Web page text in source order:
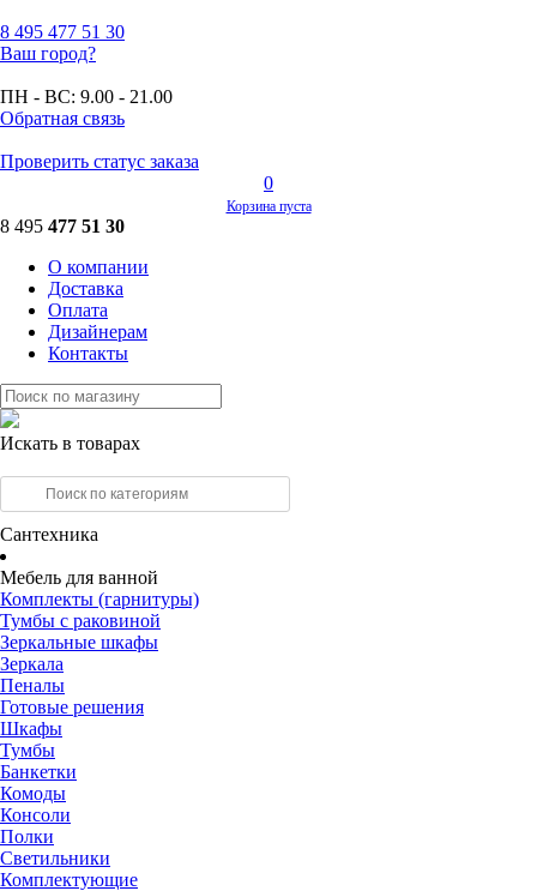
8 495 477 51 30
Ваш город?
ПН - ВС: 9.00 - 21.00
Обратная связь
Проверить статус заказа
0
Корзина пуста
8 495 477 51 30
О компании
Доставка
Оплата
Дизайнерам
Контакты
Искать в товарах
Сантехника
Мебель для ванной
Комплекты (гарнитуры)
Тумбы с раковиной
Зеркальные шкафы
Зеркала
Пеналы
Готовые решения
Шкафы
Тумбы
Банкетки
Комоды
Консоли
Полки
Светильники
Комплектующие